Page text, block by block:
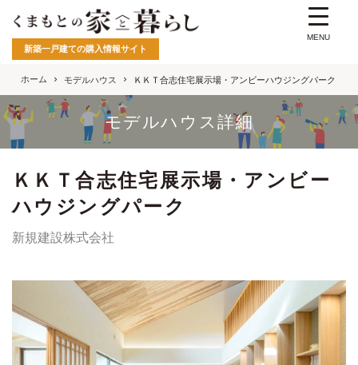
新築一戸建ての購入情報サイト
ホーム モデルハウス ＫＫＴ合志住宅展示場・アンビーハウジングパーク
モデルハウス詳細
ＫＫＴ合志住宅展示場・アンビー
ハウジングパーク
新規建設株式会社
MENU